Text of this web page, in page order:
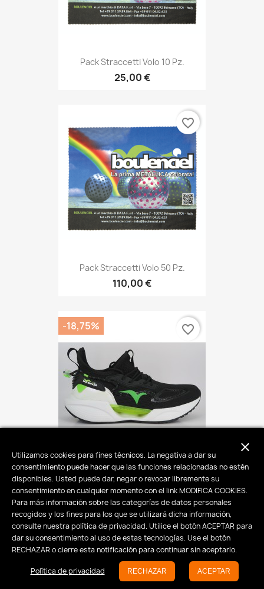
Pack Straccetti Volo 10 Pz.
25,00 €
Pack Straccetti Volo 50 Pz.
110,00 €
favorite_border
Zapatos Victory
80,00 €65,00 €
-18,75% favorite_border
-50% favorite_border
close
Utilizamos cookies para fines técnicos. La negativa a dar su
consentimiento puede hacer que las funciones relacionadas no estén
disponibles. Usted puede dar, negar o revocar libremente su
consentimiento en cualquier momento con el link MODIFICA COOKIES.
Para más información sobre las categorías de datos personales
recogidos y los fines para los que se utilizará dicha información,
consulte nuestra política de privacidad. Utilice el botón ACEPTAR para
dar su consentimiento al uso de estas tecnologías. Use el botón
RECHAZAR o cierre esta notificación para continuar sin aceptarlo.
Política de privacidad RECHAZAR ACEPTAR